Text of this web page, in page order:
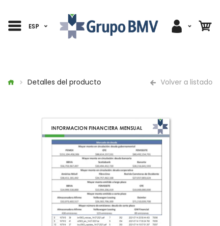
ESP
Detalles del producto Volver a listado